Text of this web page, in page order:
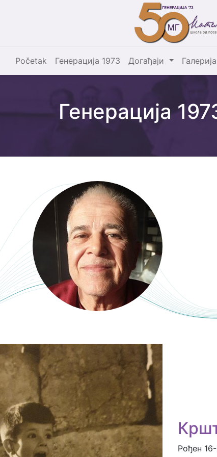
Početak Генерација 1973 Догађаји Галерија
Генерација
Рођен